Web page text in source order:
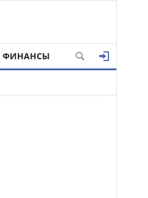
ФИНАНСЫ